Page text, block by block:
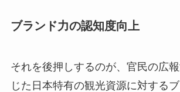
ブランド力の認知度向上
それを後押しするのが、官民の広
じた日本特有の観光資源に対する